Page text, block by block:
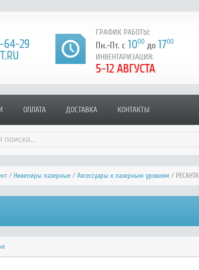
64-29
ГРАФИК РАБОТЫ:
Пн.-Пт. с 1000 до 1700
ИНВЕНТАРИЗАЦИЯ:
5-12 АВГУСТА
ОПЛАТА ДОСТАВКА КОНТАКТЫ
/ Нивелиры лазерные / Аксессуары к лазерным уровням / РЕСАНТА